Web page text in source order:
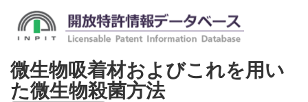
微生物吸着材およびこれを用い
た微生物殺菌方法